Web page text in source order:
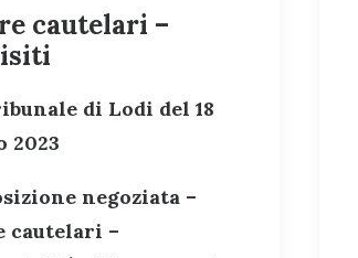
cautelari –
di Lodi del 18
2023
negoziata –
cautelari –